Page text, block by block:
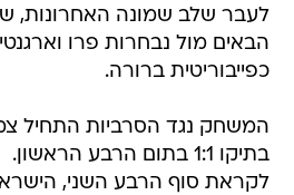
לעבר שלב שמונה האחרונות,
הבאים מול נבחרות פרו
כפייבוריטית ברורה.
המשחק נגד הסרביות התחיל
בתיקו 1:1 בתום הרבע הראשון.
לקראת סוף הרבע השני,